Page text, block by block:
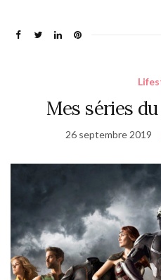
Mes séries
26 septembre 2019